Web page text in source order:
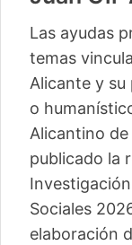
Las ayudas
temas
Alicante y
o
Alicantino
publicado la
Sociales
elaboración